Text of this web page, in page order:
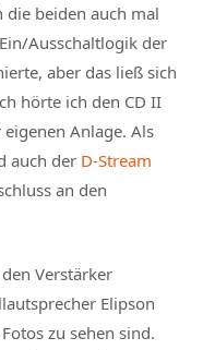
die beiden auch mal
Ausschaltlogik der
aber das ließ sich
hörte ich den CD II
Anlage. Als
auch der D-Stream
an den
Verstärker
Elipson
zu sehen sind.